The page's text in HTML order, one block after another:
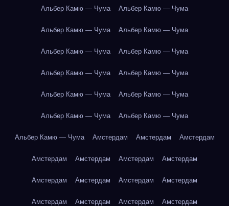
Альбер Камю — Чума Альбер Камю — Чума
Альбер Камю — Чума Альбер Камю — Чума
Альбер Камю — Чума Альбер Камю — Чума
Альбер Камю — Чума Альбер Камю — Чума
Альбер Камю — Чума Альбер Камю — Чума
Альбер Камю — Чума Альбер Камю — Чума
Альбер Камю — Чума Амстердам Амстердам Амстердам
Амстердам Амстердам Амстердам Амстердам
Амстердам Амстердам Амстердам Амстердам
Амстердам Амстердам Амстердам Амстердам